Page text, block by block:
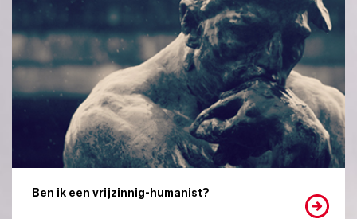
Ben ik een vrijzinnig-humanist?